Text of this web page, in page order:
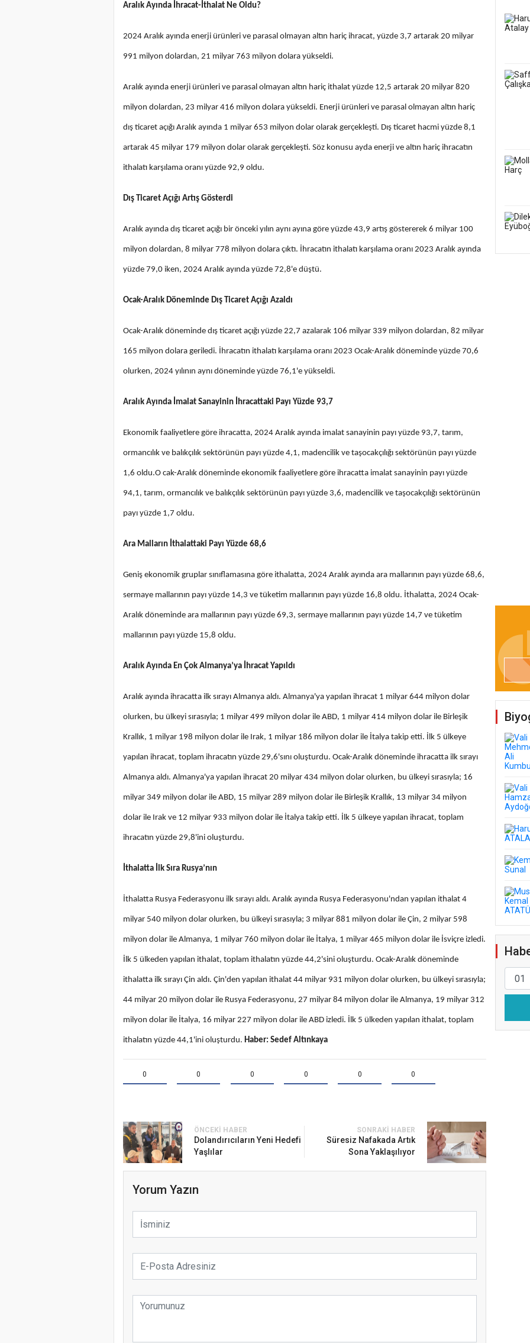
Aralık Ayında İhracat-İthalat Ne Oldu?
2024 Aralık ayında enerji ürünleri ve parasal olmayan altın hariç ihracat, yüzde 3,7 artarak 20 milyar
991 milyon dolardan, 21 milyar 763 milyon dolara yükseldi.
Aralık ayında enerji ürünleri ve parasal olmayan altın hariç ithalat yüzde 12,5 artarak 20 milyar 820
milyon dolardan, 23 milyar 416 milyon dolara yükseldi. Enerji ürünleri ve parasal olmayan altın hariç
dış ticaret açığı Aralık ayında 1 milyar 653 milyon dolar olarak gerçekleşti. Dış ticaret hacmi yüzde 8,1
artarak 45 milyar 179 milyon dolar olarak gerçekleşti. Söz konusu ayda enerji ve altın hariç ihracatın
ithalatı karşılama oranı yüzde 92,9 oldu.
Dış Ticaret Açığı Artış Gösterdi
Aralık ayında dış ticaret açığı bir önceki yılın aynı ayına göre yüzde 43,9 artış göstererek 6 milyar 100
milyon dolardan, 8 milyar 778 milyon dolara çıktı. İhracatın ithalatı karşılama oranı 2023 Aralık ayında
yüzde 79,0 iken, 2024 Aralık ayında yüzde 72,8'e düştü.
Ocak-Aralık Döneminde Dış Ticaret Açığı Azaldı
Ocak-Aralık döneminde dış ticaret açığı yüzde 22,7 azalarak 106 milyar 339 milyon dolardan, 82 milyar
165 milyon dolara geriledi. İhracatın ithalatı karşılama oranı 2023 Ocak-Aralık döneminde yüzde 70,6
olurken, 2024 yılının aynı döneminde yüzde 76,1'e yükseldi.
Aralık Ayında İmalat Sanayinin İhracattaki Payı Yüzde 93,7
Ekonomik faaliyetlere göre ihracatta, 2024 Aralık ayında imalat sanayinin payı yüzde 93,7, tarım,
ormancılık ve balıkçılık sektörünün payı yüzde 4,1, madencilik ve taşocakçılığı sektörünün payı yüzde
1,6 oldu.O cak-Aralık döneminde ekonomik faaliyetlere göre ihracatta imalat sanayinin payı yüzde
94,1, tarım, ormancılık ve balıkçılık sektörünün payı yüzde 3,6, madencilik ve taşocakçılığı sektörünün
payı yüzde 1,7 oldu.
Ara Malların İthalattaki Payı Yüzde 68,6
Geniş ekonomik gruplar sınıflamasına göre ithalatta, 2024 Aralık ayında ara mallarının payı yüzde 68,6,
sermaye mallarının payı yüzde 14,3 ve tüketim mallarının payı yüzde 16,8 oldu. İthalatta, 2024 Ocak-
Aralık döneminde ara mallarının payı yüzde 69,3, sermaye mallarının payı yüzde 14,7 ve tüketim
mallarının payı yüzde 15,8 oldu.
Aralık Ayında En Çok Almanya’ya İhracat Yapıldı
Aralık ayında ihracatta ilk sırayı Almanya aldı. Almanya'ya yapılan ihracat 1 milyar 644 milyon dolar
olurken, bu ülkeyi sırasıyla; 1 milyar 499 milyon dolar ile ABD, 1 milyar 414 milyon dolar ile Birleşik
Krallık, 1 milyar 198 milyon dolar ile Irak, 1 milyar 186 milyon dolar ile İtalya takip etti. İlk 5 ülkeye
yapılan ihracat, toplam ihracatın yüzde 29,6'sını oluşturdu. Ocak-Aralık döneminde ihracatta ilk sırayı
Almanya aldı. Almanya'ya yapılan ihracat 20 milyar 434 milyon dolar olurken, bu ülkeyi sırasıyla; 16
milyar 349 milyon dolar ile ABD, 15 milyar 289 milyon dolar ile Birleşik Krallık, 13 milyar 34 milyon
dolar ile Irak ve 12 milyar 933 milyon dolar ile İtalya takip etti. İlk 5 ülkeye yapılan ihracat, toplam
ihracatın yüzde 29,8'ini oluşturdu.
İthalatta İlk Sıra Rusya’nın
İthalatta Rusya Federasyonu ilk sırayı aldı. Aralık ayında Rusya Federasyonu'ndan yapılan ithalat 4
milyar 540 milyon dolar olurken, bu ülkeyi sırasıyla; 3 milyar 881 milyon dolar ile Çin, 2 milyar 598
milyon dolar ile Almanya, 1 milyar 760 milyon dolar ile İtalya, 1 milyar 465 milyon dolar ile İsviçre izledi.
İlk 5 ülkeden yapılan ithalat, toplam ithalatın yüzde 44,2'sini oluşturdu. Ocak-Aralık döneminde
ithalatta ilk sırayı Çin aldı. Çin'den yapılan ithalat 44 milyar 931 milyon dolar olurken, bu ülkeyi sırasıyla;
44 milyar 20 milyon dolar ile Rusya Federasyonu, 27 milyar 84 milyon dolar ile Almanya, 19 milyar 312
milyon dolar ile İtalya, 16 milyar 227 milyon dolar ile ABD izledi. İlk 5 ülkeden yapılan ithalat, toplam
ithalatın yüzde 44,1'ini oluşturdu. Haber: Sedef Altınkaya
0 0 0 0 0 0
ÖNCEKI HABER
Dolandırıcıların Yeni Hedefi
Yaşlılar
SONRAKI HABER
Süresiz Nafakada Artık
Sona Yaklaşılıyor
Yorum Yazın